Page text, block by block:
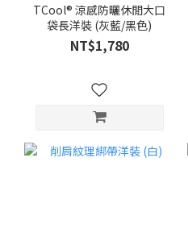
TCool® 涼感防曬休閒大口
袋長洋裝 (灰藍/黑色)
NT$1,780